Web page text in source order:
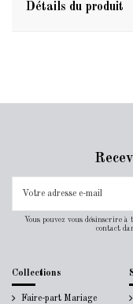
Détails du produit
Vous pouvez vous désinscrire
contact
Collections
Faire-part Mariage